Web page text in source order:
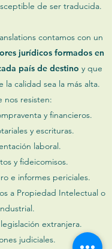
de ser traducida.
contamos con un
jurídicos formados en
país de destino y que
la calidad sea la más alta.
nos resisten:
y financieros.
y escrituras.
laboral.
y fideicomisos.
e informes periciales.
a Propiedad Intelectual o
extranjera.
judiciales.